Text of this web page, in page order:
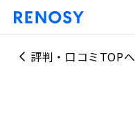
評判・口コミTOPへ